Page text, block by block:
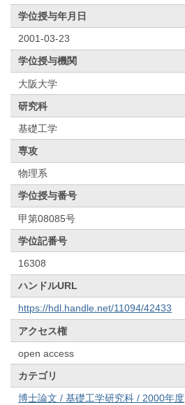
学位授与年月日
2001-03-23
学位授与機関
大阪大学
研究科
基礎工学
専攻
物理系
学位授与番号
甲第08085号
学位記番号
16308
ハンドルURL
https://hdl.handle.net/11094/42433
アクセス権
open access
カテゴリ
博士論文 / 基礎工学研究科 / 2000年度